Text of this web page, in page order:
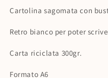
Cartolina sagomata con
Retro bianco per poter
Carta riciclata 300gr.
Formato A6